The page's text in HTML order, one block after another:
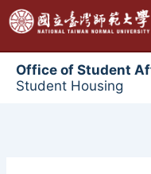
至
Office of Student
Student Housing